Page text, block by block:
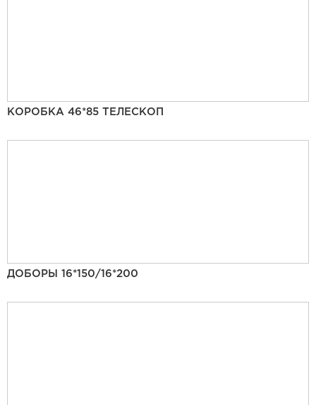
КОРОБКА 46*85 ТЕЛЕСКОП
ДОБОРЫ 16*150/16*200